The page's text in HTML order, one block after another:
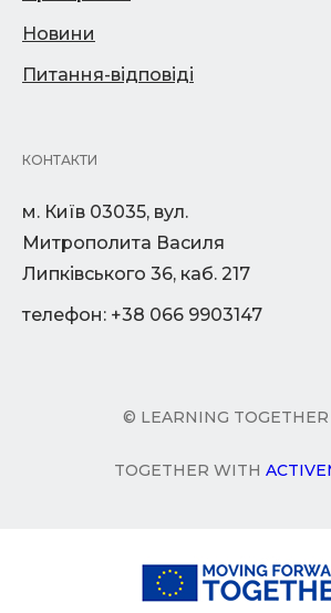
Новини
Питання-відповіді
КОНТАКТИ
м. Київ 03035, вул.
Митрополита Василя
Липківського 36, каб. 217
телефон: +38 066 9903147
© LEARNING
TOGETHER WITH